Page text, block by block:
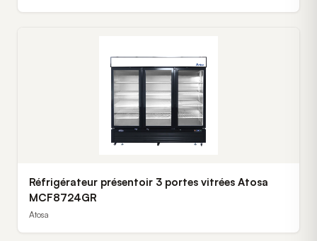
Réfrigérateur présentoir 3 portes vitrées Atosa
MCF8724GR
Atosa